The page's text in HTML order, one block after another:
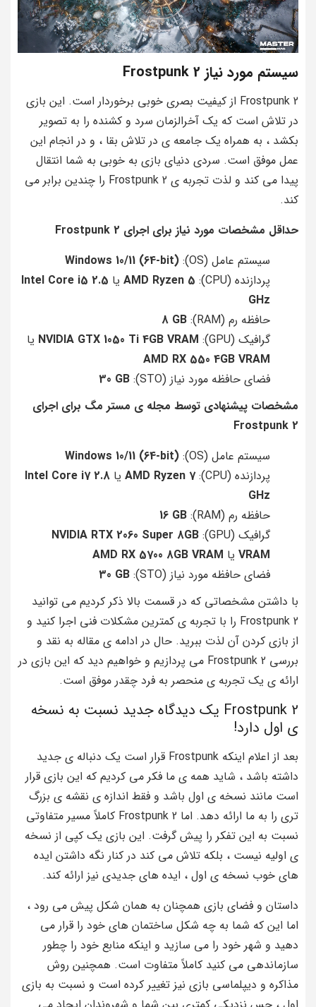
سیستم مورد نیاز Frostpunk 2
Frostpunk 2 از کیفیت بصری خوبی برخوردار است. این بازی
در تلاش است که یک آخرالزمان سرد و کشنده را به تصویر
بکشد ، به همراه یک جامعه ی در تلاش بقا ، و در انجام این
عمل موفق است. سردی دنیای بازی به خوبی به شما انتقال
پیدا می کند و لذت تجربه ی Frostpunk 2 را چندین برابر می
کند.
حداقل مشخصات مورد نیاز برای اجرای Frostpunk 2
سیستم عامل (OS):
Windows 10/11 (64-bit)
پردازنده (CPU):
AMD Ryzen 5 یا Intel Core i5 2.5
GHz
حافظه رم (RAM):
8 GB
گرافیک (GPU):
NVIDIA GTX 1050 Ti 4GB VRAM
یا
AMD RX 550 4GB VRAM
فضای حافظه مورد نیاز (STO):
30 GB
مشخصات پیشنهادی توسط مجله ی مستر مگ برای اجرای
Frostpunk 2
سیستم عامل (OS):
Windows 10/11 (64-bit)
پردازنده (CPU):
AMD Ryzen 7 یا Intel Core i7 2.8
GHz
حافظه رم (RAM):
16 GB
گرافیک (GPU):
NVIDIA RTX 2060 Super 8GB
VRAM یا AMD RX 5700 8GB VRAM
فضای حافظه مورد نیاز (STO):
30 GB
با داشتن مشخصاتی که در قسمت بالا ذکر کردیم می توانید
Frostpunk 2 را با تجربه ی کمترین مشکلات فنی اجرا کنید و
از بازی کردن آن لذت ببرید. حال در ادامه ی مقاله به نقد و
بررسی Frostpunk 2 می پردازیم و خواهیم دید که این بازی در
ارائه ی یک تجربه ی منحصر به فرد چقدر موفق است.
Frostpunk 2 یک دیدگاه جدید نسبت به نسخه
ی اول دارد!
بعد از اعلام اینکه Frostpunk قرار است یک دنباله ی جدید
داشته باشد ، شاید همه ی ما فکر می کردیم که این بازی قرار
است مانند نسخه ی اول باشد و فقط اندازه ی نقشه ی بزرگ
تری را به ما ارائه دهد. اما Frostpunk 2 کاملاً مسیر متفاوتی
نسبت به این تفکر را پیش گرفت. این بازی یک کپی از نسخه
ی اولیه نیست ، بلکه تلاش می کند در کنار نگه داشتن ایده
های خوب نسخه ی اول ، ایده های جدیدی نیز ارائه کند.
داستان و فضای بازی همچنان به همان شکل پیش می رود ،
اما این که شما به چه شکل ساختمان های خود را قرار می
دهید و شهر خود را می سازید و اینکه منابع خود را چطور
سازماندهی می کنید کاملاً متفاوت است. همچنین روش
مذاکره و دیپلماسی بازی نیز تغییر کرده است و نسبت به بازی